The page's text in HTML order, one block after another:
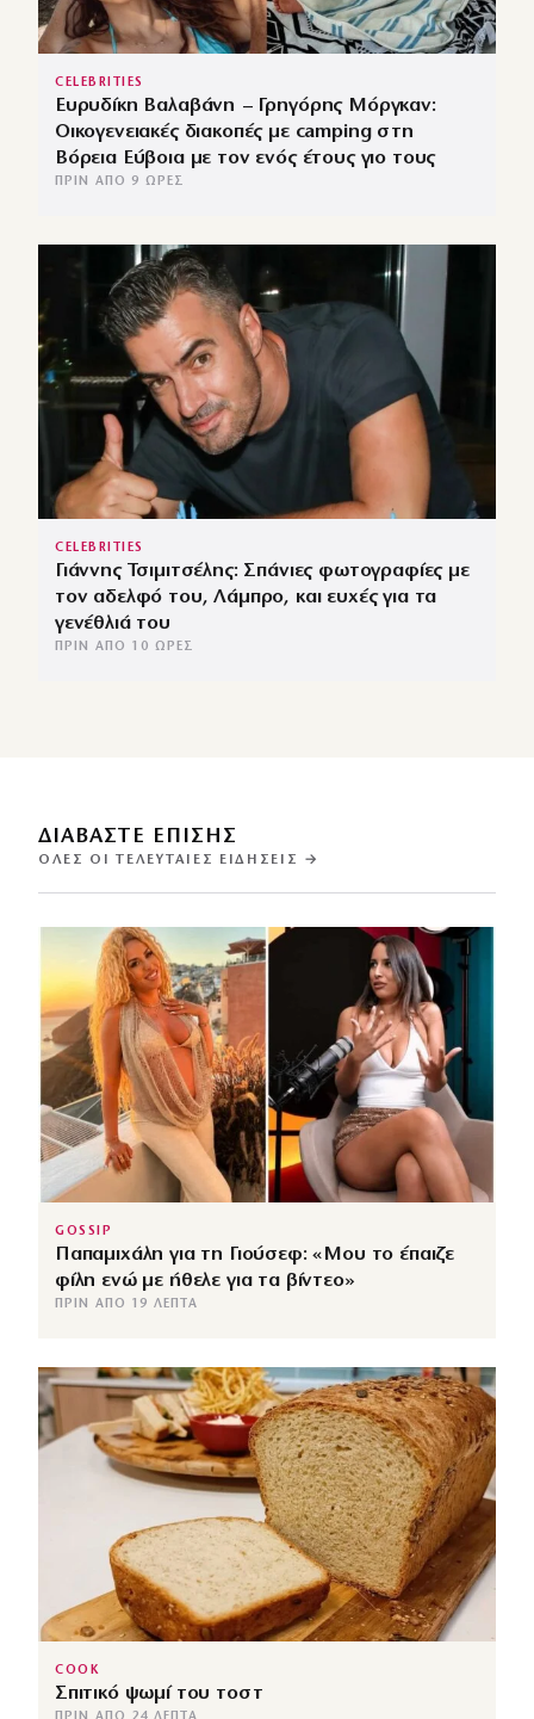
CELEBRITIES
Ευρυδίκη Βαλαβάνη – Γρηγόρης Μόργκαν:
Οικογενειακές διακοπές με camping στη
Βόρεια Εύβοια με τον ενός έτους γιο τους
ΠΡΙΝ ΑΠΌ 9 ΏΡΕΣ
CELEBRITIES
Γιάννης Τσιμιτσέλης: Σπάνιες φωτογραφίες με
τον αδελφό του, Λάμπρο, και ευχές για τα
γενέθλιά του
ΠΡΙΝ ΑΠΌ 10 ΏΡΕΣ
ΔΙΑΒΑΣΤΕ ΕΠΙΣΗΣ
ΌΛΕΣ ΟΙ ΤΕΛΕΥΤΑΊΕΣ ΕΙΔΉΣΕΙΣ →
GOSSIP
Παπαμιχάλη για τη Γιούσεφ: «Μου το έπαιζε
φίλη ενώ με ήθελε για τα βίντεο»
ΠΡΙΝ ΑΠΌ 19 ΛΕΠΤΆ
COOK
Σπιτικό ψωμί του τοστ